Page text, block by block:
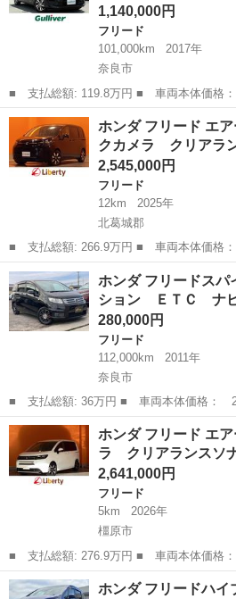
1,140,000円
フリード
101,000km
2017年
奈良市
■ 支払総額: 119.8万円 ■ 車両本体価格： 1,140,000 円 ■ メーカ
ー名： ホンダ ■ 車種名： フリードハ
名： ハイブリッド・Ｇホンダセンシン
ｒｓ・ＶＸ...
奈良 奈良市 フリード
ホンダ フリード
クカメラ クリアラ
2,545,000円
フリード
12km
2025年
北葛城郡
■ 支払総額: 266.9万円 ■ 車両本体価格： 2,545,000 円 ■ メーカ
ー名： ホンダ ■ 車種名： フリード
ＥＸ 禁煙車 バックカメラ クリアラン
コントロ...
奈良 北葛城郡 フリード
ホンダ フリードス
ション ＥＴＣ ナ
280,000円
フリード
112,000km
2011年
奈良市
■ 支払総額: 36万円 ■ 車両本体価格： 280,000 円 ■ メーカー
名： ホンダ ■ 車種名： フリードス
Ｇ ジャストセレクション ＥＴＣ ナ
外アルミホイール ...
奈良 奈良市 フリード
ホンダ フリード エ
ラ クリアランスソ
2,641,000円
フリード
5km
2026年
橿原市
■ 支払総額: 276.9万円 ■ 車両本体価格： 2,641,000 円 ■ メーカ
ー名： ホンダ ■ 車種名： フリード
ＥＸ バックカメラ クリアランスソナー
奈良 橿原市 フリード
ホンダ フリードハイ